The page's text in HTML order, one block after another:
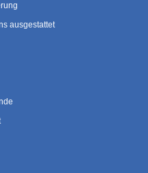
ausgestattet